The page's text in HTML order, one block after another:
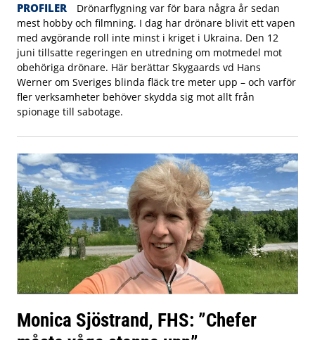
PROFILER
Drönarflygning var för bara några år sedan
mest hobby och filmning. I dag har drönare blivit ett vapen
med avgörande roll inte minst i kriget i Ukraina. Den 12
juni tillsatte regeringen en utredning om motmedel mot
obehöriga drönare. Här berättar Skygaards vd Hans
Werner om Sveriges blinda fläck tre meter upp – och varför
fler verksamheter behöver skydda sig mot allt från
spionage till sabotage.
Monica Sjöstrand, FHS: ”Chefer